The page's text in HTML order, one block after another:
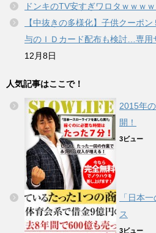
ドンキのTV安すぎワロタｗｗｗｗ
【中抜きの多様化】子供クーポ
与のＩＤカード配布も検討…専用
12月8日
人気記事はここで！
2015年
開！
3ビュー
「日本
ス
3ビュー